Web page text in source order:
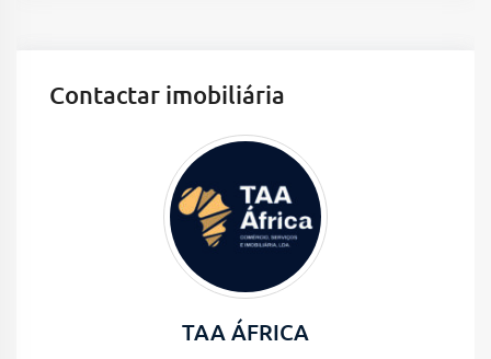
Contactar imobiliária
TAA ÁFRICA